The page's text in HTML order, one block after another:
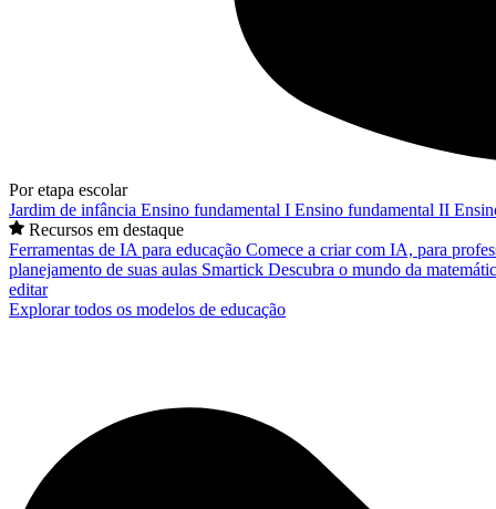
Por etapa escolar
Jardim de infância Ensino fundamental I Ensino fundamental II
Recursos em destaque
Ferramentas de IA para educação Comece a criar com IA, para
planejamento de suas aulas Smartick Descubra o mundo da
editar
Explorar todos os modelos de educação